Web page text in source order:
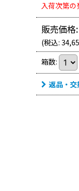
入荷次第の
販売価格:
(税込:
箱数:
返品・交